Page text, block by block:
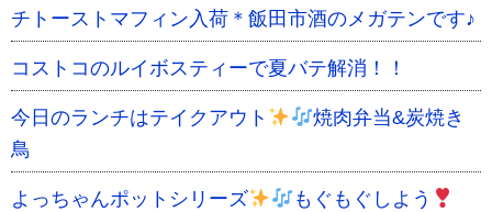
チトーストマフィン入荷＊飯田市酒のメガテンです♪
コストコのルイボスティーで夏バテ解消！！
今日のランチはテイクアウト
焼肉弁当&炭焼き
鳥
よっちゃんポットシリーズ もぐもぐしよう